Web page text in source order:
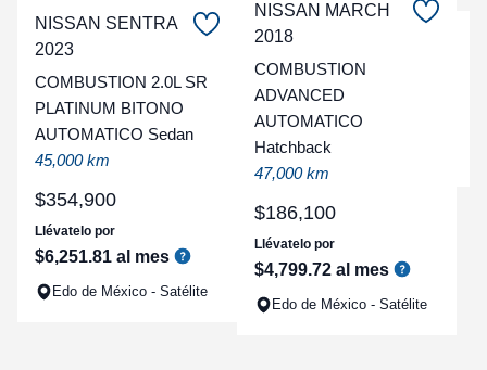
NISSAN SENTRA
2023
COMBUSTION 2.0L SR
PLATINUM BITONO
AUTOMATICO Sedan
45,000 km
$354,900
Llévatelo por
$6,251.81 al mes
Edo de México - Satélite
NISSAN MARCH
2018
COMBUSTION
ADVANCED
AUTOMATICO
Hatchback
47,000 km
$186,100
Llévatelo por
$4,799.72 al mes
Edo de México - Satélite